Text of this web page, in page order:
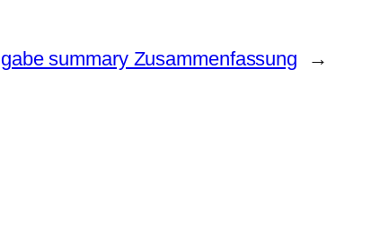
summary Zusammenfassung →